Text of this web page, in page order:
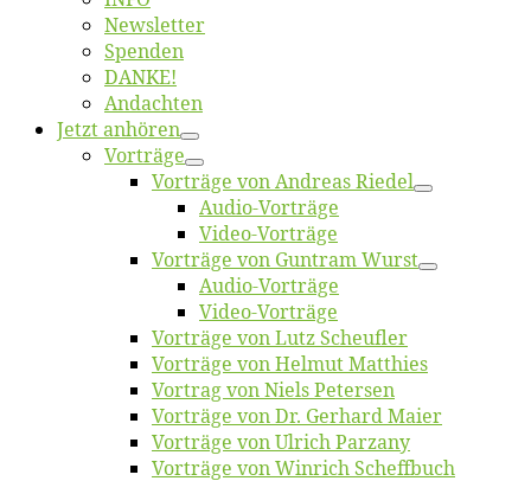
News­let­ter
Spen­den
DANKE!
An­dach­ten
Jetzt an­hö­ren
Vor­trä­ge
Vor­trä­ge von An­dre­as Riedel
Au­dio-Vor­trä­ge
Vi­deo-Vor­trä­ge
Vor­trä­ge von Gun­tram Wurst
Au­dio-Vor­trä­ge
Vi­deo-Vor­trä­ge
Vor­trä­ge von Lutz Scheufler
Vor­trä­ge von Hel­mut Matthies
Vor­trag von Niels Petersen
Vor­trä­ge von Dr. Ger­hard Maier
Vor­trä­ge von Ul­rich Parzany
Vor­trä­ge von Win­rich Scheffbuch